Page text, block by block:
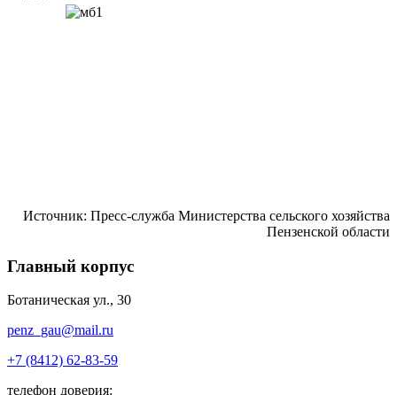
Источник: Пресс-служба Министерства сельского хозяйства
Пензенской области
Главный корпус
Ботаническая ул., 30
penz_gau@mail.ru
+7 (8412) 62-83-59
телефон доверия: